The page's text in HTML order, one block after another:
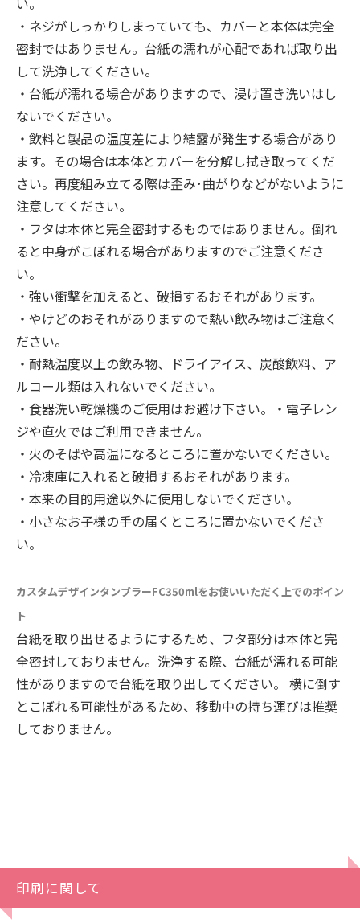
・ネジがしっかりしまっていても、カバーと本体は完全
密封ではありません。台紙の濡れが心配であれば取り出
して洗浄してください。
・台紙が濡れる場合がありますので、浸け置き洗いはし
ないでください。
・飲料と製品の温度差により結露が発生する場合があり
ます。その場合は本体とカバーを分解し拭き取ってくだ
さい。再度組み立てる際は歪み･曲がりなどがないように
注意してください。
・フタは本体と完全密封するものではありません。倒れ
ると中身がこぼれる場合がありますのでご注意くださ
い。
・強い衝撃を加えると、破損するおそれがあります。
・やけどのおそれがありますので熱い飲み物はご注意く
ださい。
・耐熱温度以上の飲み物、ドライアイス、炭酸飲料、ア
ルコール類は入れないでください。
・食器洗い乾燥機のご使用はお避け下さい。・電子レン
ジや直火ではご利用できません。
・火のそばや高温になるところに置かないでください。
・冷凍庫に入れると破損するおそれがあります。
・本来の目的用途以外に使用しないでください。
・小さなお子様の手の届くところに置かないでくださ
い。
カスタムデザインタンブラーFC350mlをお使いいただく上でのポイン
ト
台紙を取り出せるようにするため、フタ部分は本体と完
全密封しておりません。洗浄する際、台紙が濡れる可能
性がありますので台紙を取り出してください。 横に倒す
とこぼれる可能性があるため、移動中の持ち運びは推奨
しておりません。
印刷に関して